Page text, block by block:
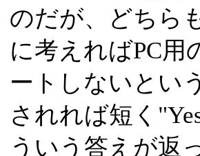
のだが、どちら
に考えればPC用
ートしないとい
されれば短く
ういう答えが返